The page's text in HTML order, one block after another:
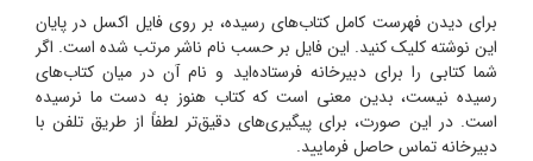
برای دیدن فهرست کامل کتاب‌های رسیده، بر روی فایل اکسل در پایان
این نوشته کلیک کنید. این فایل بر حسب نام ناشر مرتب شده است. اگر
شما کتابی را برای دبیرخانه فرستاده‌اید و نام آن در میان کتاب‌های
رسیده نیست، بدین معنی است که کتاب هنوز به دست ما نرسیده
است. در این صورت، برای پیگیری‌های دقیق‌تر لطفاً از طریق تلفن‌ با
دبیرخانه تماس حاصل فرمایید.